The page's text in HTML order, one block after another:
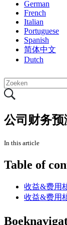
German
French
Italian
Portuguese
Spanish
简体中文
Dutch
公司财务预
In this article
Table of
收益&费用
收益&费用